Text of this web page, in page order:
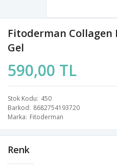
Fitoderman Collagen
Gel
590,00 TL
Stok Kodu 450
Barkod 8682754193720
Marka Fitoderman
Renk